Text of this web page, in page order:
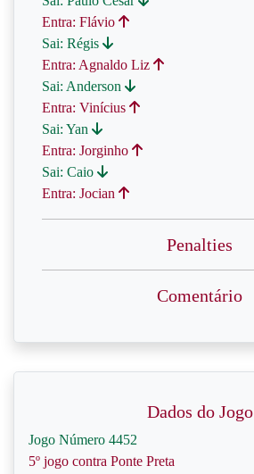
Entra: Flávio
Sai: Régis
Entra: Agnaldo Liz
Sai: Anderson
Entra: Vinícius
Sai: Yan
Entra: Jorginho
Sai: Caio
Entra: Jocian
Penalties
Comentário
Dados do Jogo
Jogo Número 4452
5º jogo contra Ponte Preta